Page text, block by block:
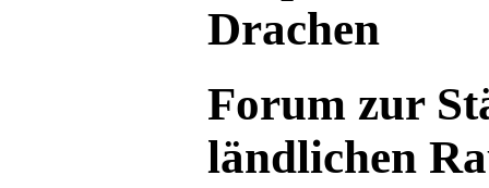
Drachen
Forum zur
ländlichen